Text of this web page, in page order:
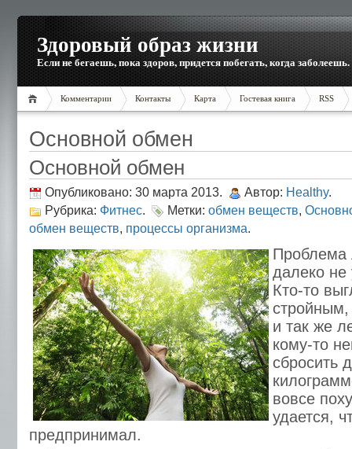
Здоровый образ жизни
Если не бегаешь, пока здоров, придется побегать, когда заболеешь.
Комментарии Контакты Карта Гостевая книга RSS
Основной обмен
Основной обмен
Опубликовано: 30 марта 2013. Автор: Healthy.
Рубрика: Фитнес. Метки: обмен веществ,
обмен веществ, процессы организма.
Проблема
далеко не
Кто-то
стройным,
и так же
кому-то
сбросить
вовсе
удается,
предпринимал.